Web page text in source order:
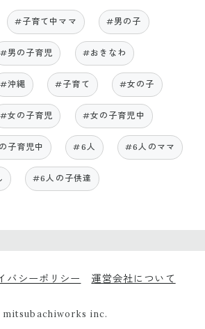
#子育て中ママ #男の子
#男の子育児 #おきなわ
#沖縄 #子育て #女の子
#女の子育児 #女の子育児中
子育児中 #6人 #6人のママ
#6人の子供達
バシーポリシー 運営会社について
inc.